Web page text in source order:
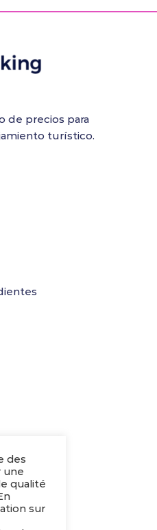
de precios para
turístico.
des
une
qualité
sur